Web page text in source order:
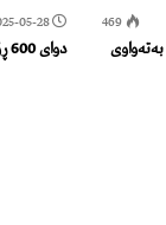
469
05-28
دوای 600 ڕۆژ لە جەنگی جینۆساید و کۆمەڵکوژی